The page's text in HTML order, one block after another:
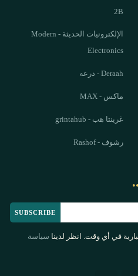
2B
الإلكترونيات الحديثة - Modern
Electronics
Deraah - درعه
ماكس - MAX
غرينتا هب - grintahub
رشوف - Rashof
SUBSCRIBE
في أي وقت. انظر لدينا سياسة